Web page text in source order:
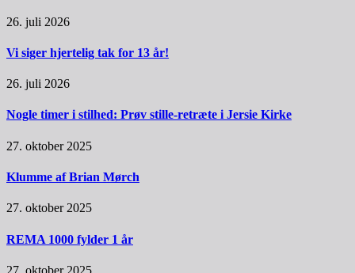
26. juli 2026
Vi siger hjertelig tak for 13 år!
26. juli 2026
Nogle timer i stilhed: Prøv stille-retræte i Jersie Kirke
27. oktober 2025
Klumme af Brian Mørch
27. oktober 2025
REMA 1000 fylder 1 år
27. oktober 2025